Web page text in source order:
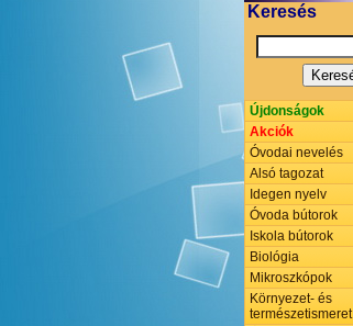
Keresés
Újdonságok
Akciók
Óvodai nevelés
Alsó tagozat
Idegen nyelv
Óvoda bútorok
Iskola bútorok
Biológia
Mikroszkópok
Környezet- és
természetismeret